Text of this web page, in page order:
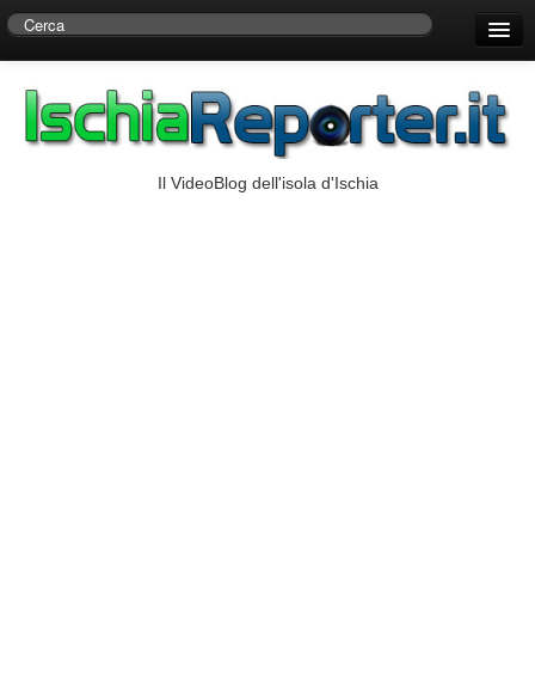
Centro di Ricerche Storiche D’Ambra
Il VideoBlog dell'isola d'Ischia